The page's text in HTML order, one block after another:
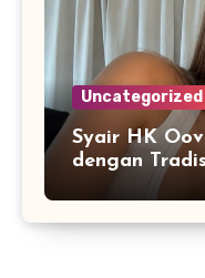
Uncategorized
Syair HK
dengan